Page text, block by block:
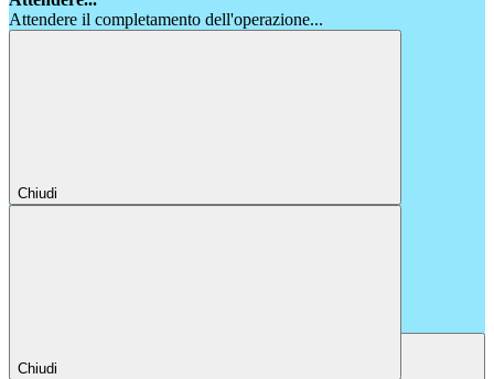
Attendere il completamento dell'operazione...
Chiudi
Chiudi